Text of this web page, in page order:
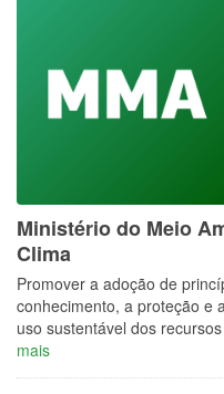
Ministério do Meio
Clima
Promover a adoção de
conhecimento, a proteção e
uso sustentável dos
mais